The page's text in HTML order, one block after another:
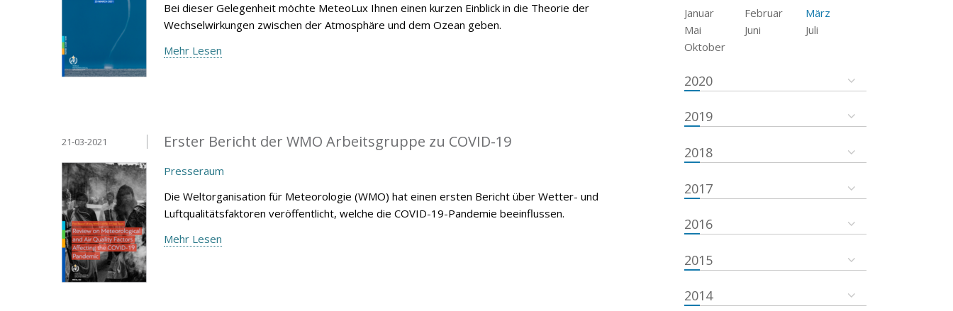
Bei dieser Gelegenheit möchte MeteoLux Ihnen einen kurzen Einblick in die Theorie der
Wechselwirkungen zwischen der Atmosphäre und dem Ozean geben.
Mehr Lesen
Erster Bericht der WMO Arbeitsgruppe zu COVID-19
21-03-2021
Presseraum
Die Weltorganisation für Meteorologie (WMO) hat einen ersten Bericht über Wetter- und
Luftqualitätsfaktoren veröffentlicht, welche die COVID-19-Pandemie beeinflussen.
Mehr Lesen
Januar Februar
März
Mai
Juni
Juli
Oktober
2020
2019
2018
2017
2016
2015
2014